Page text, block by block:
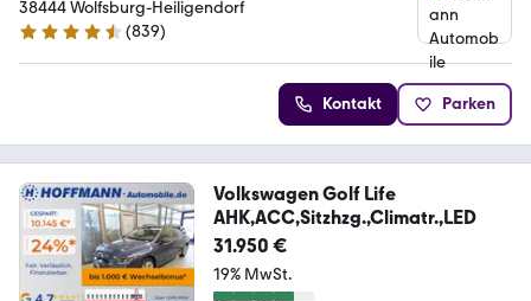
38444 Wolfsburg-Heiligendorf
4.5 Sterne
(839)
Kontakt Parken
Volkswagen Golf Life
AHK,ACC,Sitzhzg.,Climatr.,LED
31.950 €
19% MwSt.